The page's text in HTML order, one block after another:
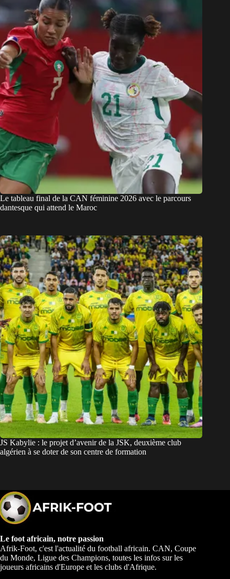
Le tableau final de la CAN féminine 2026 avec le parcours
dantesque qui attend le Maroc
JS Kabylie : le projet d’avenir de la JSK, deuxième club
algérien à se doter de son centre de formation
Le foot africain, notre passion
Afrik-Foot, c'est l'actualité du football africain. CAN, Coupe
du Monde, Ligue des Champions, toutes les infos sur les
joueurs africains d'Europe et les clubs d'Afrique.